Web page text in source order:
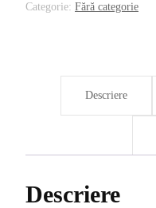
Categorie: Fără categorie
Descriere
Descriere